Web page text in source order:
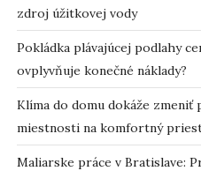
zdroj úžitkovej vody
Pokládka plávajúcej podlahy
ovplyvňuje konečné náklady?
Klíma do domu dokáže zmeniť
miestnosti na komfortný
Maliarske práce v Bratislave: